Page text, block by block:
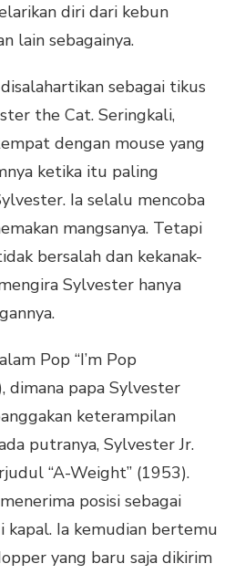
diri dari kebun
lain sebagainya.
sebagai tikus
the Cat. Seringkali,
dengan mouse yang
ketika itu paling
Ia selalu mencoba
mangsanya. Tetapi
bersalah dan kekanak-
Sylvester hanya
Pop “I’m Pop
dimana papa Sylvester
keterampilan
putranya, Sylvester Jr.
“A-Weight” (1953).
posisi sebagai
kapal. Ia kemudian bertemu
yang baru saja dikirim